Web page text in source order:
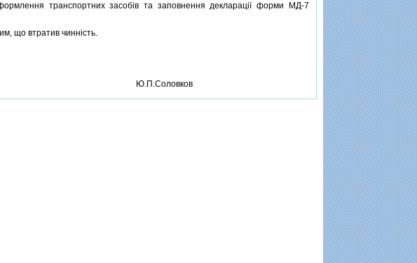
транспортних засобiв та заповнення декларацiї форми МД-7
що втратив чиннiсть.
Ю.П.Соловков